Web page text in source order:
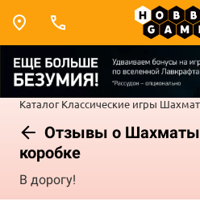
Каталог Классические игры
Отзывы о Шахматы
коробке
В дорогу!